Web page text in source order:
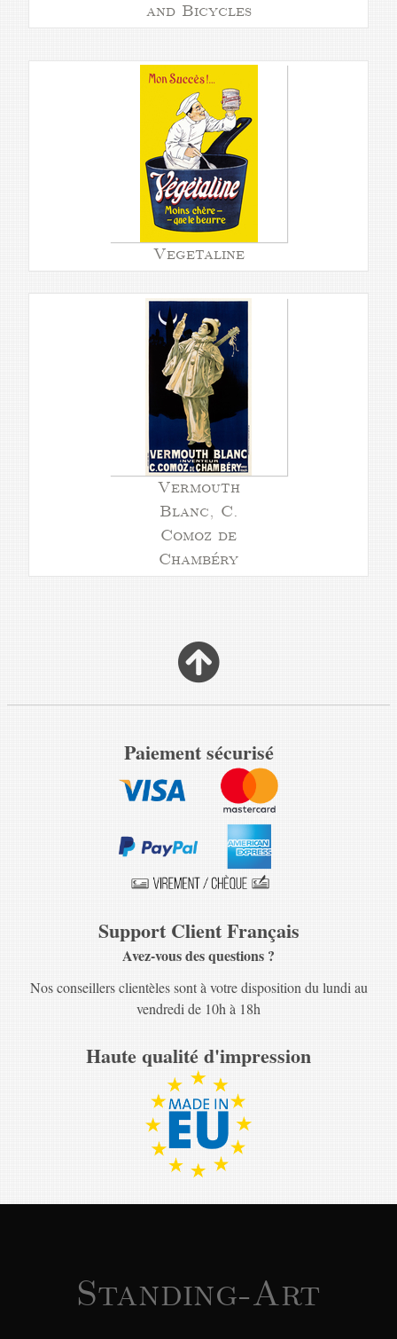
and Bicycles
Vegetaline
Vermouth
Blanc, C.
Comoz de
Chambéry
Paiement sécurisé
Support Client Français
Avez-vous des questions ?
Nos conseillers clientèles sont à votre disposition du lundi au
vendredi de 10h à 18h
Haute qualité d'impression
Standing-Art